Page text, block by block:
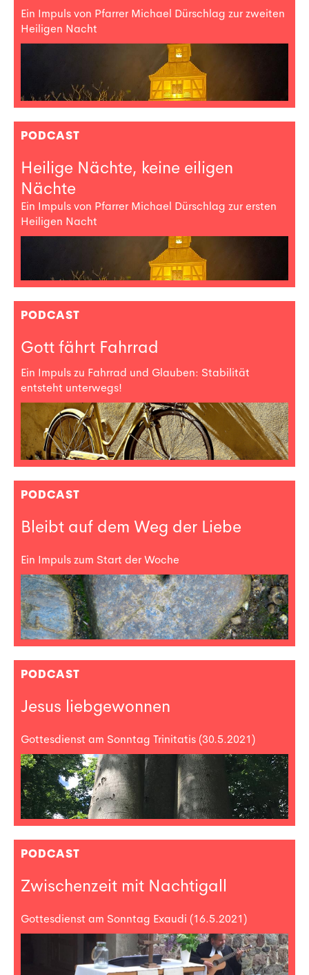
Ein Impuls von Pfarrer Michael Dürschlag zur zweiten
Heiligen Nacht
PODCAST
Heilige Nächte, keine eiligen
Nächte
Ein Impuls von Pfarrer Michael Dürschlag zur ersten
Heiligen Nacht
PODCAST
Gott fährt Fahrrad
Ein Impuls zu Fahrrad und Glauben: Stabilität
entsteht unterwegs!
PODCAST
Bleibt auf dem Weg der Liebe
Ein Impuls zum Start der Woche
PODCAST
Jesus liebgewonnen
Gottesdienst am Sonntag Trinitatis (30.5.2021)
PODCAST
Zwischenzeit mit Nachtigall
Gottesdienst am Sonntag Exaudi (16.5.2021)